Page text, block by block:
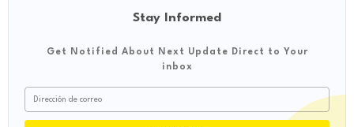
Stay Informed
Get Notified About Next Update Direct to Your
inbox